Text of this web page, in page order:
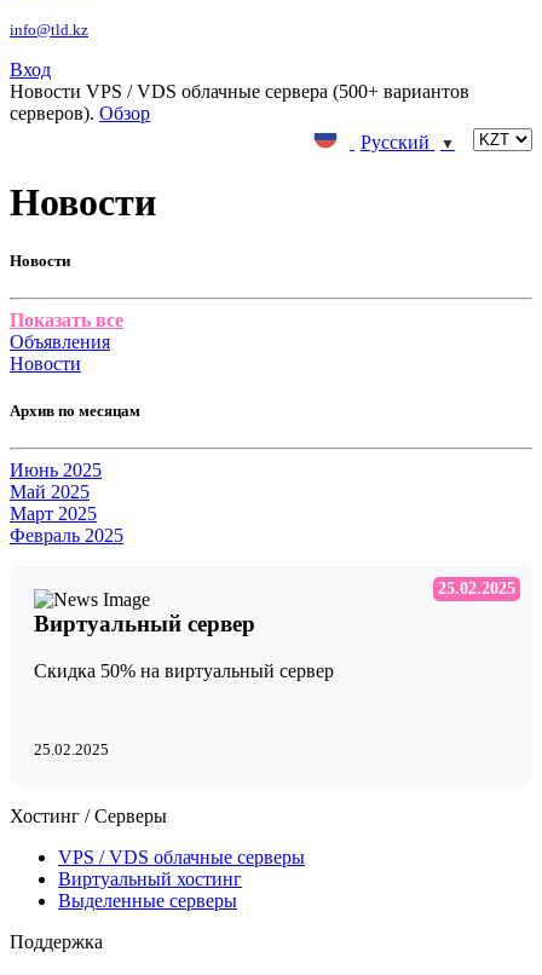
info@tld.kz
Вход
Новости VPS / VDS облачные сервера (500+ вариантов
серверов). Обзор
Русский
▼
Новости
Новости
Показать все
Объявления
Новости
Архив по месяцам
Июнь 2025
Май 2025
Март 2025
Февраль 2025
Виртуальный сервер
25.02.2025
Скидка 50% на виртуальный сервер
25.02.2025
Хостинг / Серверы
VPS / VDS облачные серверы
Виртуальный хостинг
Выделенные серверы
Поддержка